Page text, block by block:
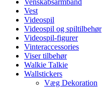
Vest
Videospil
Videospil og spiltilbehør
Videospil-figurer
Vinteraccessories
Viser tilbehør
Walkie Talkie
Wallstickers
Væg Dekoration